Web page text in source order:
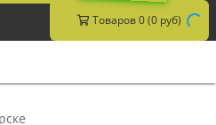
Товаров 0 (0 руб)